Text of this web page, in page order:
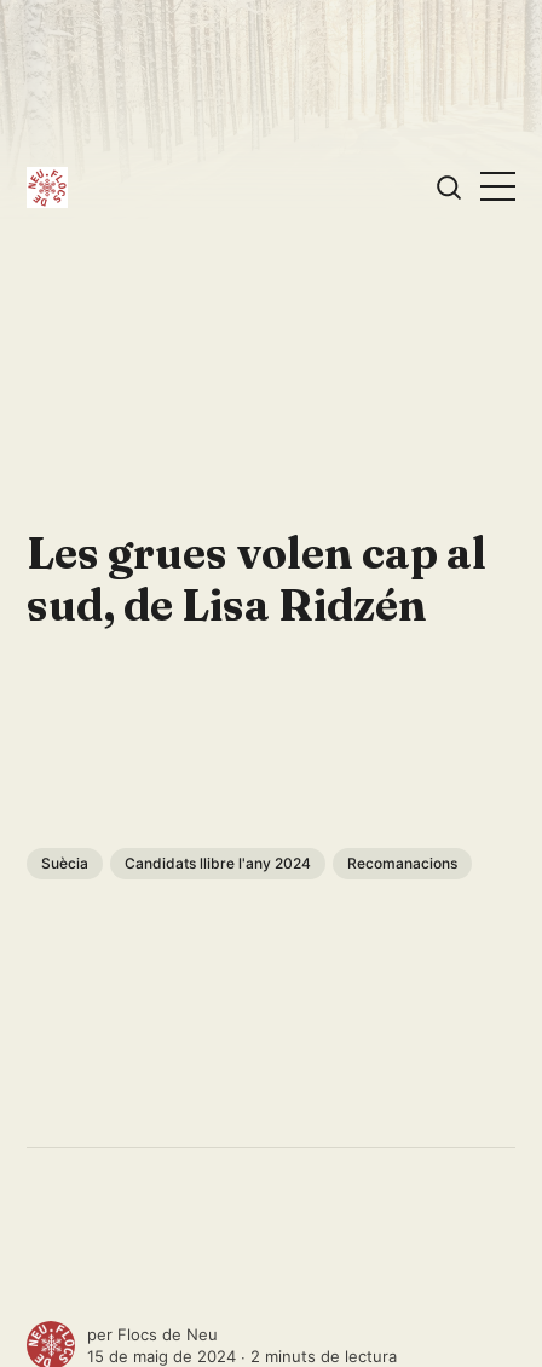
Les grues volen cap al
sud, de Lisa Ridzén
Suècia Candidats llibre l'any 2024 Recomanacions
per Flocs de Neu
15 de maig de 2024 ∙ 2 minuts de lectura